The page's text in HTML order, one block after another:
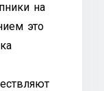
на
это